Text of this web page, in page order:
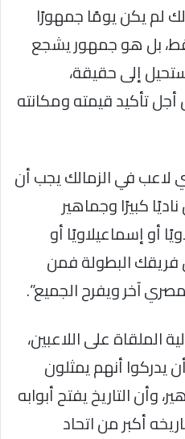
لم يكن يومًا جمهورًا
دقيقة فقط، بل هو جمهور يشجع
إلى حقيقة،
أجل تأكيد قيمته ومكانته
لاعب في الزمالك يجب أن
كبيرًا وجماهير
أو إسماعيلاويًا أو
فريقك البطولة فمن
آخر ويفرح الجميع”.
الملقاة على اللاعبين،
يدركوا أنهم يمثلون
وأن التاريخ يفتح أبوابه
أكبر من اتحاد